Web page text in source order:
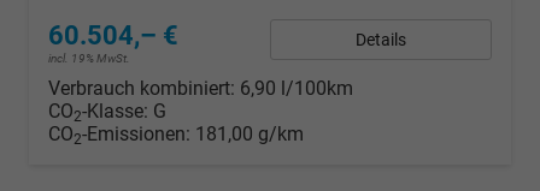
60.504,– €
incl. 19% MwSt.
Details
Verbrauch kombiniert: 6,90 l/100km
CO2-Klasse: G
CO2-Emissionen: 181,00 g/km